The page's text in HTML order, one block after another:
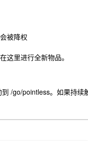
被降权
这里进行全新物品。
/go/pointless。如果持续